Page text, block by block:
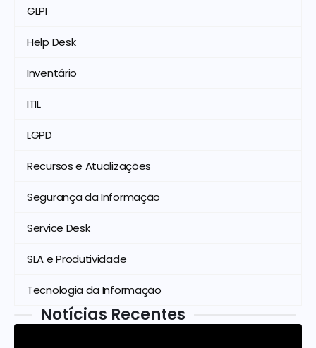
GLPI
Help Desk
Inventário
ITIL
LGPD
Recursos e Atualizações
Segurança da Informação
Service Desk
SLA e Produtividade
Tecnologia da Informação
Notícias Recentes